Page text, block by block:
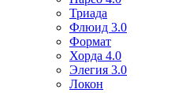
Триада
Флюид 3.0
Формат
Хорда 4.0
Элегия 3.0
Локон